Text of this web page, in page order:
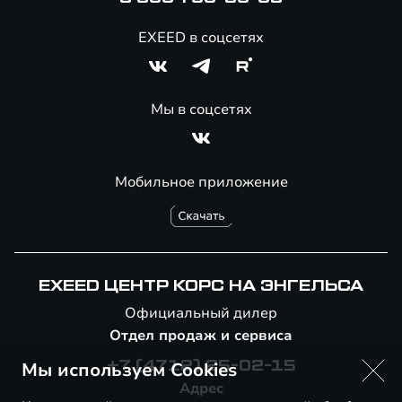
Мобильное приложение
EXEED в соцсетях
Мы в соцсетях
EXEED ЦЕНТР КОРС НА ЭНГЕЛЬСА
Официальный дилер
Отдел продаж и сервиса
+7 (4712) 25-02-15
Адрес
Мы используем Cookies